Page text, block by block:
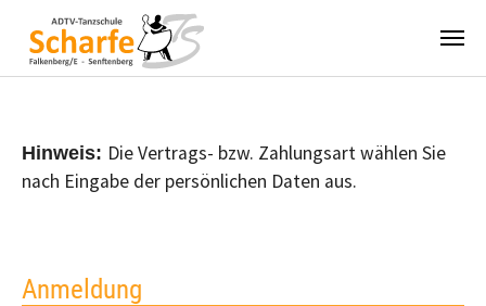
Hinweis: Die Vertrags- bzw. Zahlungsart wählen Sie
nach Eingabe der persönlichen Daten aus.
Anmeldung